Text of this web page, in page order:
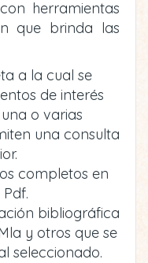
herramientas
que brinda las
a la cual se
de interés
o varias
una consulta
completos en
bibliográfica
y otros que se
seleccionado.